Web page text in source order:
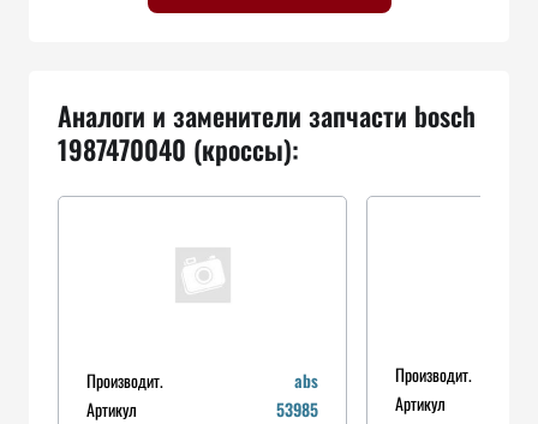
Аналоги и заменители запчасти bosch
1987470040 (кроссы):
Производит.
abs
Артикул
53985
Производит.
Артикул